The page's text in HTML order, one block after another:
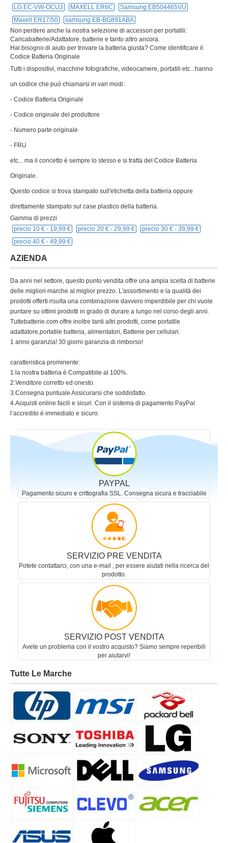
LG EC-VW-OCU3
MAXELL ER6C
Samsung EB504465VU
Maxell ER17/50
samsung EB-BG891ABA
Non perdere anche la nostra selezione di accessori per portatili:
Caricabatterie/Adattatore, batterie e tanto altro ancora.
Hai bisogno di aiuto per trovare la batteria giusta? Come identificare il
Codice Batteria Originale
Tutti i dispositivi, macchine fotografiche, videocamere, portatili etc...hanno
un codice che può chiamarsi in vari modi:
- Codice Batteria Originale
- Codice originale del produttore
- Numero parte originale
- FRU
etc... ma il concetto è sempre lo stesso e si tratta del Codice Batteria
Originale.
Questo codice si trova stampato sull'etichetta della batteria oppure
direttamente stampato sul case plastico della batteria.
Gamma di prezzi
precio 10 € - 19,99 € precio 20 € - 29,99 € precio 30 € - 39,99 €
precio 40 € - 49,99 €
AZIENDA
Da anni nel settore, questo punto vendita offre una ampia scelta di batterie
delle migliori marche al miglior prezzo. L'assortimento e la qualità dei
prodotti offerti risulta una combinazione davvero imperdibile per chi vuole
puntare su ottimi prodotti in grado di durare a lungo nel corso degli anni.
Tuttebatterie.com offre inoltre tanti altri prodotti, come portatile
adattatore,portatile batteria, alimentatori, Batterie per cellulari.
1 anno garanzia! 30 giorni garanzia di rimborso!
caratteristica prominente:
1.la nostra batteria è Compatibile al 100%.
2.Venditore corretto ed onesto.
3.Consegna puntuale Assicurarsi che soddisfatto.
4.Acquisti online facili e sicuri. Con il sistema di pagamento PayPal
l’accredito è immediato e sicuro.
PAYPAL
Pagamento sicuro e crittografia SSL. Consegna sicura e tracciabile
SERVIZIO PRE VENDITA
Potete contattarci, con una e-mail , per essere aiutati nella ricerca del
prodotto.
SERVIZIO POST VENDITA
Avete un problema con il vostro acquisto? Siamo sempre reperibili
per aiutarvi!
Tutte Le Marche